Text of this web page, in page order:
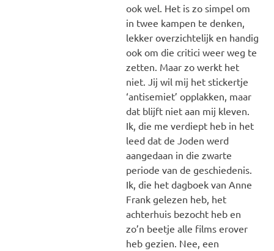
ook wel. Het is zo simpel om
in twee kampen te denken,
lekker overzichtelijk en handig
ook om die critici weer weg te
zetten. Maar zo werkt het
niet. Jij wil mij het stickertje
‘antisemiet’ opplakken, maar
dat blijft niet aan mij kleven.
Ik, die me verdiept heb in het
leed dat de Joden werd
aangedaan in die zwarte
periode van de geschiedenis.
Ik, die het dagboek van Anne
Frank gelezen heb, het
achterhuis bezocht heb en
zo’n beetje alle films erover
heb gezien. Nee, een